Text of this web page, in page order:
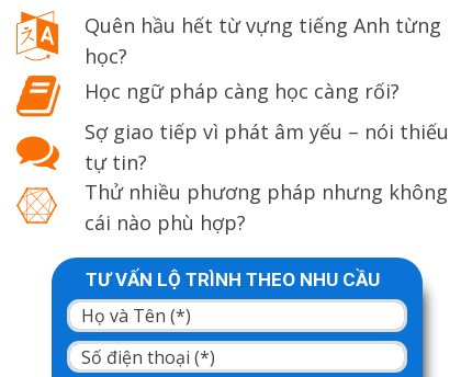
TƯ VẤN LỘ TRÌNH THEO NHU CẦU
Quên hầu hết từ vựng tiếng Anh từng
học?
Học ngữ pháp càng học càng rối?
Sợ giao tiếp vì phát âm yếu – nói thiếu
tự tin?
Thử nhiều phương pháp nhưng không
cái nào phù hợp?